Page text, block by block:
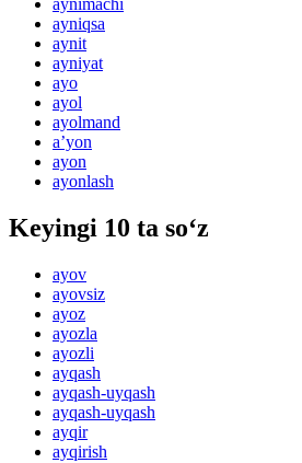
aynimachi
ayniqsa
aynit
ayniyat
ayo
ayol
ayolmand
aʼyon
ayon
ayonlash
Keyingi 10 ta so‘z
ayov
ayovsiz
ayoz
ayozla
ayozli
ayqash
ayqash-uyqash
ayqash-uyqash
ayqir
ayqirish